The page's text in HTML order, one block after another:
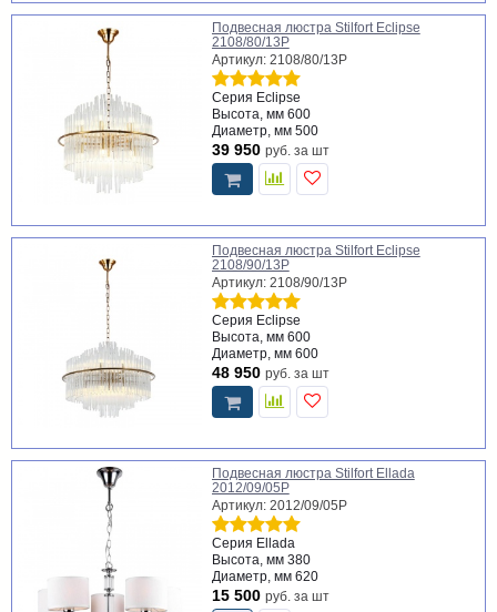
Подвесная люстра Stilfort Eclipse
2108/80/13P
Артикул: 2108/80/13P
Серия Eclipse
Высота, мм 600
Диаметр, мм 500
39 950 руб. за шт
Подвесная люстра Stilfort Eclipse
2108/90/13P
Артикул: 2108/90/13P
Серия Eclipse
Высота, мм 600
Диаметр, мм 600
48 950 руб. за шт
Подвесная люстра Stilfort Ellada
2012/09/05P
Артикул: 2012/09/05P
Серия Ellada
Высота, мм 380
Диаметр, мм 620
15 500 руб. за шт